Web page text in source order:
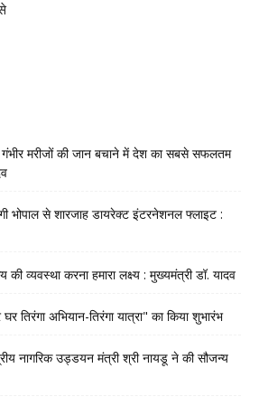
गंभीर मरीजों की जान बचाने में देश का सबसे सफलतम
भोपाल से शारजाह डायरेक्ट इंटरनेशनल फ्लाइट :
व्यवस्था करना हमारा लक्ष्य : मुख्यमंत्री डॉ. यादव
तिरंगा अभियान-तिरंगा यात्रा" का किया शुभारंभ
नागरिक उड्डयन मंत्री श्री नायडू ने की सौजन्य